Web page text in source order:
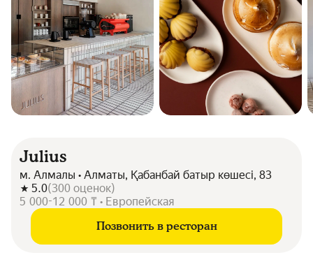
Julius
м. Алмалы • Алматы, Қабанбай батыр көшесі, 83
5.0(300 оценок)
5 000-12 000 ₸ • Европейская
Позвонить в ресторан